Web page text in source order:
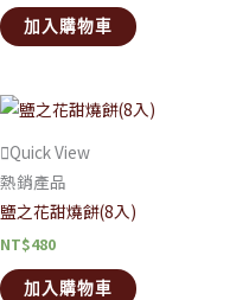
加入購物車
Quick View
熱銷產品
鹽之花甜燒餅(8入)
NT$480
加入購物車